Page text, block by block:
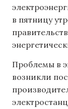
в пятницу
Проблемы в
возникли